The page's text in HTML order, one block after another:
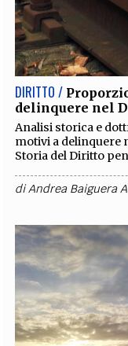
DIRITTO /
delinquere nel
Analisi storica e
motivi a delinquere
Storia del Diritto
diAndrea Baiguera